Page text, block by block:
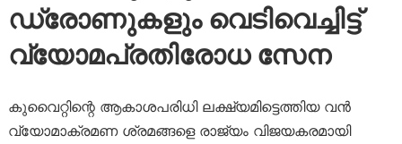
ഡ്രോണുകളും വെടിവെച്ചിട്ട്
വ്യോമപ്രതിരോധ സേന
കുവൈറ്റിന്റെ ആകാശപരിധി ലക്ഷ്യമിട്ടെത്തിയ വൻ
വ്യോമാക്രമണ ശ്രമങ്ങളെ രാജ്യം വിജയകരമായി